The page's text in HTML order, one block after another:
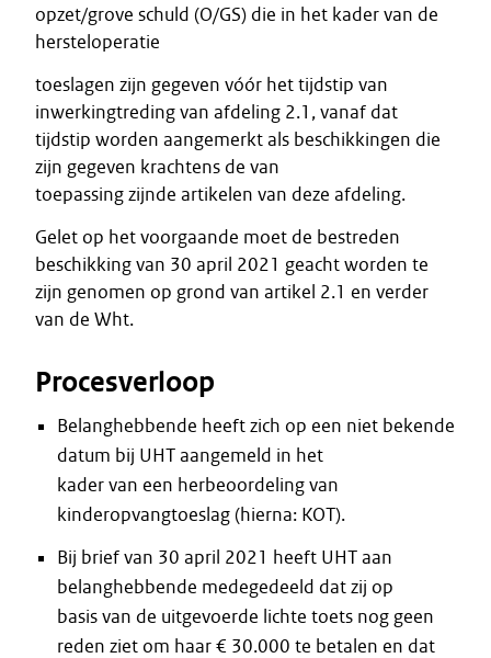
opzet/grove schuld (O/GS) die in het kader van de
hersteloperatie
toeslagen zijn gegeven vóór het tijdstip van
inwerkingtreding van afdeling 2.1, vanaf dat
tijdstip worden aangemerkt als beschikkingen die
zijn gegeven krachtens de van
toepassing zijnde artikelen van deze afdeling.
Gelet op het voorgaande moet de bestreden
beschikking van 30 april 2021 geacht worden te
zijn genomen op grond van artikel 2.1 en verder
van de Wht.
Procesverloop
Belanghebbende heeft zich op een niet bekende
datum bij UHT aangemeld in het
kader van een herbeoordeling van
kinderopvangtoeslag (hierna: KOT).
Bij brief van 30 april 2021 heeft UHT aan
belanghebbende medegedeeld dat zij op
basis van de uitgevoerde lichte toets nog geen
reden ziet om haar € 30.000 te betalen en dat